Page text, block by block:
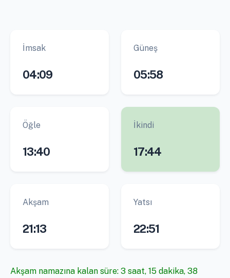
İmsak
04:09
Güneş
05:58
Öğle
13:40
İkindi
17:44
Akşam
21:13
Yatsı
22:51
Akşam namazına kalan süre: 3 saat, 15 dakika, 37